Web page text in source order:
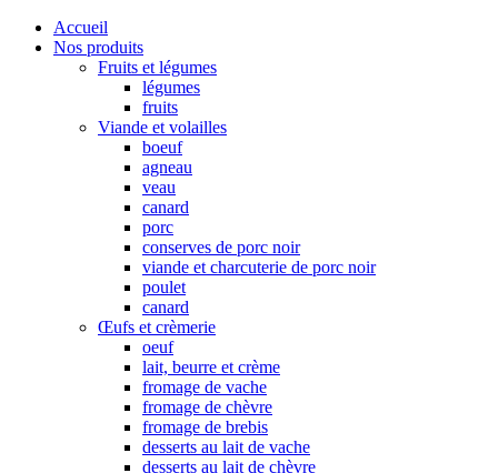
Accueil
Nos produits
Fruits et légumes
légumes
fruits
Viande et volailles
boeuf
agneau
veau
canard
porc
conserves de porc noir
viande et charcuterie de porc noir
poulet
canard
Œufs et crèmerie
oeuf
lait, beurre et crème
fromage de vache
fromage de chèvre
fromage de brebis
desserts au lait de vache
desserts au lait de chèvre